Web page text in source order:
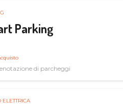
Parking
di parcheggi
ELETTRICA